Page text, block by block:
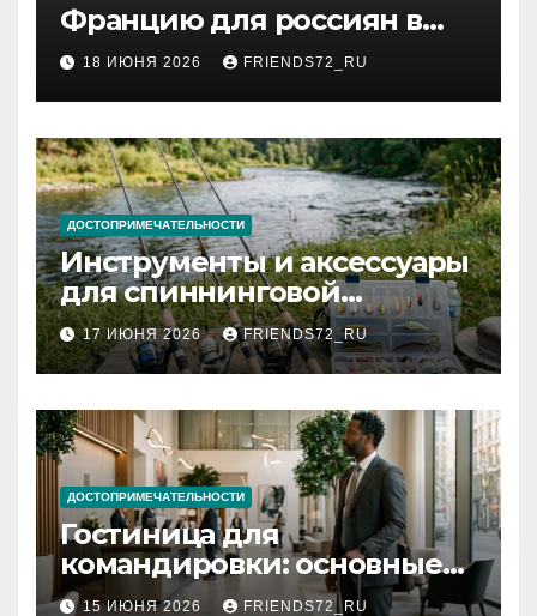
Францию для россиян в
2026 году: сроки от 3 дней
и список необходимых
документов
18 ИЮНЯ 2026 FRIENDS72_RU
ДОСТОПРИМЕЧАТЕЛЬНОСТИ
Инструменты и аксессуары
для спиннинговой
рыбалки: назначение и
типы
17 ИЮНЯ 2026 FRIENDS72_RU
ДОСТОПРИМЕЧАТЕЛЬНОСТИ
Гостиница для
командировки: основные
критерии выбора
15 ИЮНЯ 2026 FRIENDS72_RU